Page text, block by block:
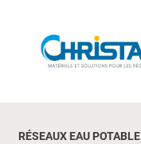
RÉSEAUX EAU POTABLE